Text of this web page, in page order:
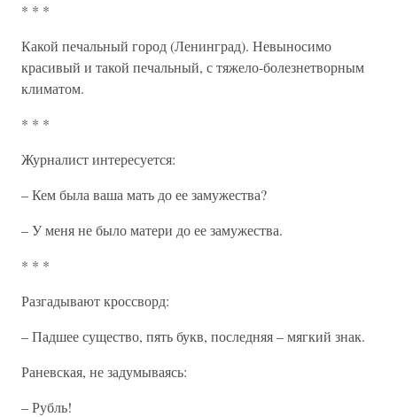
* * *
Какой печальный город (Ленинград). Невыносимо
красивый и такой печальный, с тяжело-болезнетворным
климатом.
* * *
Журналист интересуется:
– Кем была ваша мать до ее замужества?
– У меня не было матери до ее замужества.
* * *
Разгадывают кроссворд:
– Падшее существо, пять букв, последняя – мягкий знак.
Раневская, не задумываясь:
– Рубль!